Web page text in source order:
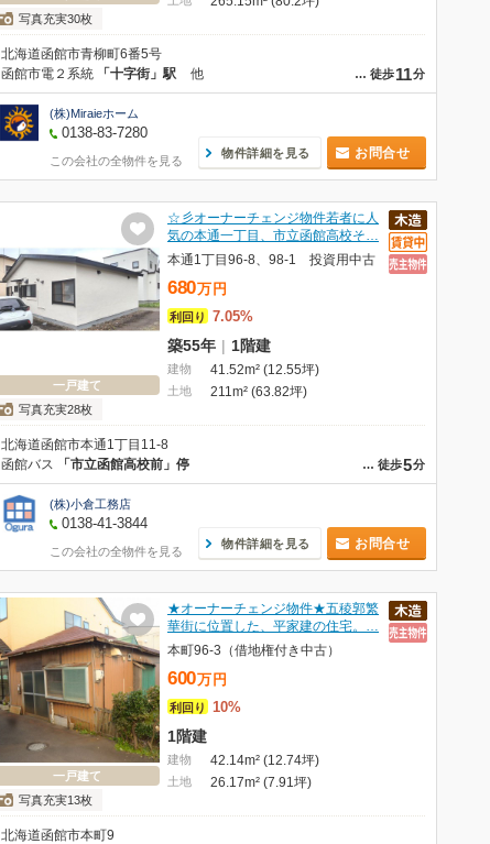
写真充実30枚
北海道函館市青柳町6番5号
… 徒歩11分
函館市電２系統 「十字街」駅 他
(株)Miraieホーム
0138-83-7280
この会社の全物件を見る
物件詳細を見る お問合せ
一戸建て
写真充実28枚
☆彡オーナーチェンジ物件若者に人
気の本通一丁目、市立函館高校そ…
本通1丁目96-8、98-1 投資用中古
680万 円
利回り 7.05%
築55年 | 1階建
建物 41.52m² (12.55坪)
土地 211m² (63.82坪)
北海道函館市本通1丁目11-8
… 徒歩5分
函館バス 「市立函館高校前」停
(株)小倉工務店
0138-41-3844
この会社の全物件を見る
物件詳細を見る お問合せ
一戸建て
写真充実13枚
★オーナーチェンジ物件★五稜郭繁
華街に位置した、平家建の住宅。…
本町96-3（借地権付き中古）
600万 円
利回り 10%
1階建
建物 42.14m² (12.74坪)
土地 26.17m² (7.91坪)
北海道函館市本町9